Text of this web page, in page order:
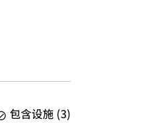
包含设施 (3)